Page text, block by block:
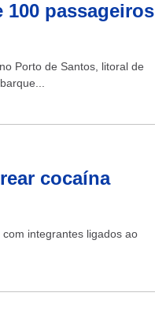
100 passageiros
Porto de Santos, litoral de
cocaína
integrantes ligados ao